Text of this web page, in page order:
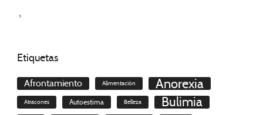
Etiquetas
Afrontamiento Alimentación Anorexia
Atracones Autoestima Belleza Bulimia